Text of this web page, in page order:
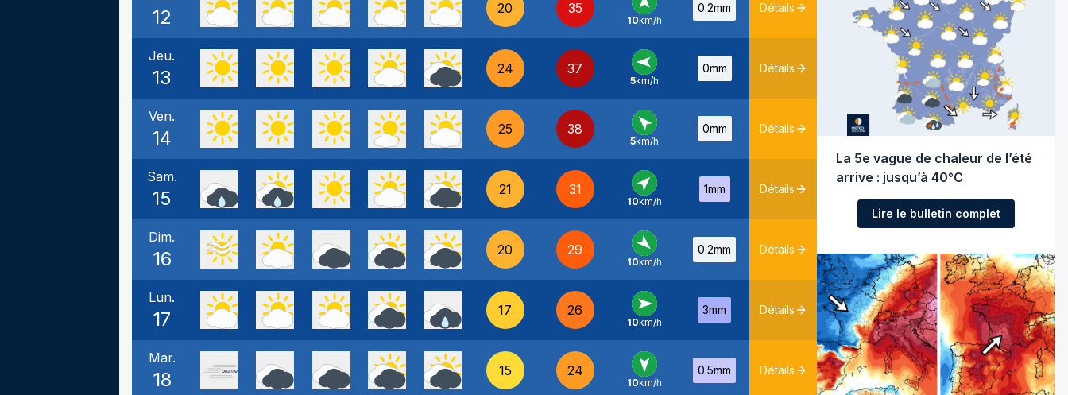
12 20 35
S -
10km/h
0.2mm Détails
Jeu.
13 24 37
E -
5km/h
0mm Détails
Ven.
14 25 38
SE -
5km/h
0mm Détails
Sam.
15 21 31
SO -
10km/h
1mm Détails
Dim.
16 20 29
NO -
10km/h
0.2mm Détails
Lun.
17 17 26
O -
10km/h
3mm Détails
Mar.
18 15 24
N -
10km/h
0.5mm Détails
La 5e vague de chaleur de l’été
arrive : jusqu’à 40°C
Lire le bulletin complet